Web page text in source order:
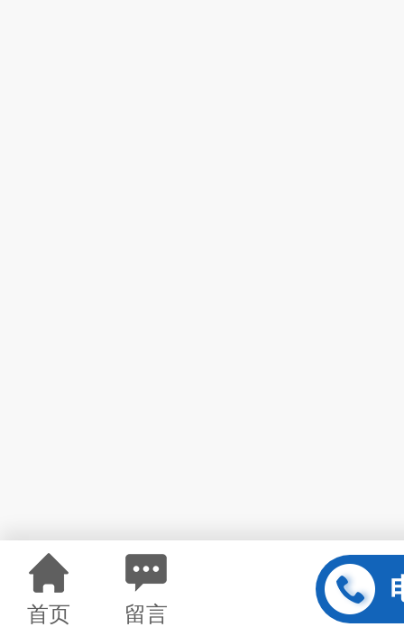
首页 留言